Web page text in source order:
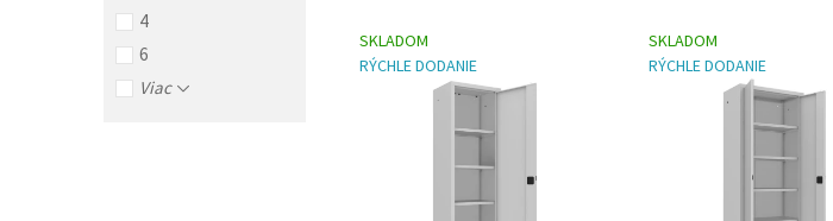
4
6
Viac
SKLADOM
RÝCHLE DODANIE
SKLADOM
RÝCHLE DODANIE